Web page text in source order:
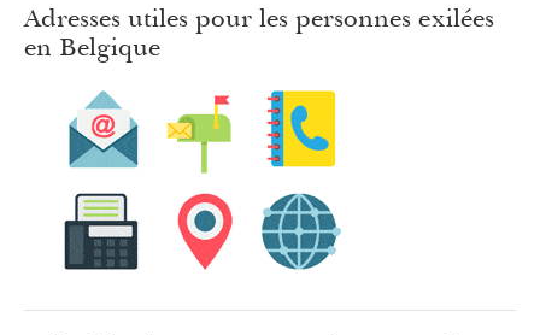
Adresses utiles pour les personnes exilées
en Belgique